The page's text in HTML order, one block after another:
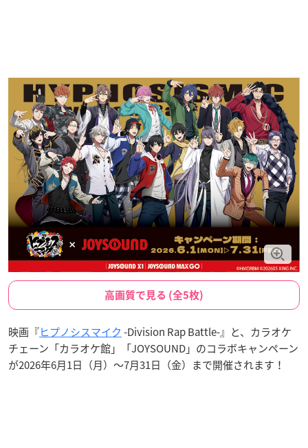
高画質で見る (全5枚)
映画『ヒプノシスマイク -Division Rap Battle-』と、カラオケ
チェーン「カラオケ館」「JOYSOUND」のコラボキャンペーン
が2026年6月1日（月）～7月31日（金）まで開催されます！